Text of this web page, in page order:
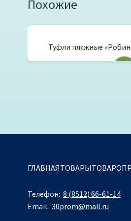
Похожие
Туфли пляжные
ГЛАВНАЯТОВАРЫ
Телефон: 8 (8512) 66-61-14
Email: 30prom@mail.ru